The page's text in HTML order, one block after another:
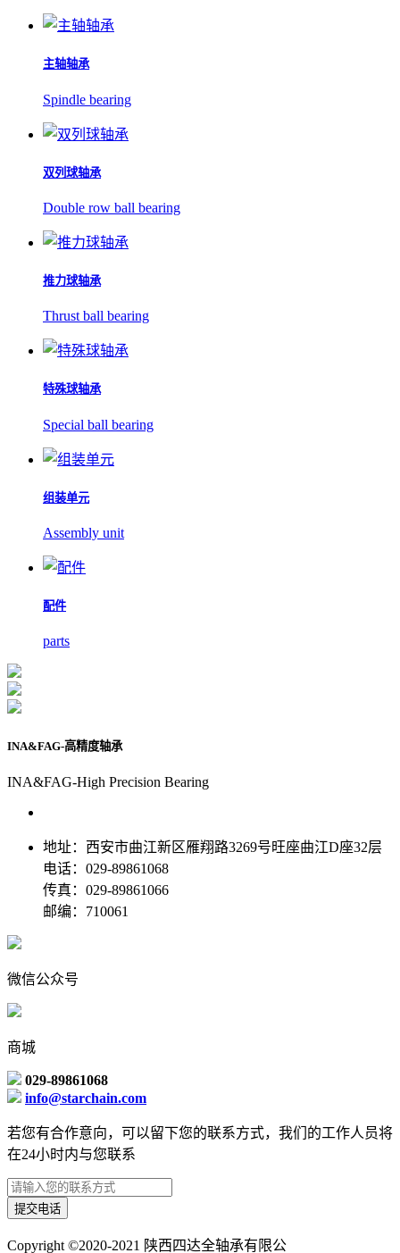
主轴轴承
Spindle bearing
双列球轴承
Double row ball bearing
推力球轴承
Thrust ball bearing
特殊球轴承
Special ball bearing
组装单元
Assembly unit
配件
parts
INA&FAG-高精度轴承
INA&FAG-High Precision Bearing
地址：西安市曲江新区雁翔路3269号旺座曲江D座32层
电话：029-89861068
传真：029-89861066
邮编：710061
微信公众号
商城
029-89861068
info@starchain.com
若您有合作意向，可以留下您的联系方式，我们的工作人员将
在24小时内与您联系
提交电话
Copyright ©2020-2021 陕西四达全轴承有限公